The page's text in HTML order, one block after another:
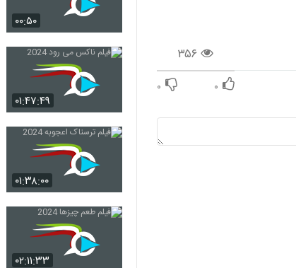
۳۵۶
۰ ۰
۰۰:۵۰
۰۱:۴۷:۴۹
۰۱:۳۸:۰۰
۰۲:۱۱:۳۳